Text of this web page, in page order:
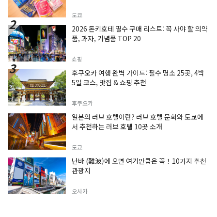
도쿄
2026 돈키호테 필수 구매 리스트: 꼭 사야 할 의약
품, 과자, 기념품 TOP 20
쇼핑
후쿠오카 여행 완벽 가이드: 필수 명소 25곳, 4박
5일 코스, 맛집 & 쇼핑 추천
후쿠오카
일본의 러브 호텔이란? 러브 호텔 문화와 도쿄에
서 추천하는 러브 호텔 10곳 소개
도쿄
난바 (難波)에 오면 여기만큼은 꼭！10가지 추천
관광지
오사카